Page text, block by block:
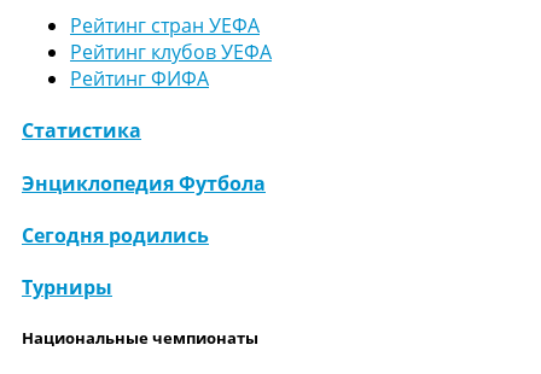
Рейтинг стран УЕФА
Рейтинг клубов УЕФА
Рейтинг ФИФА
Статистика
Энциклопедия Футбола
Сегодня родились
Турниры
Национальные чемпионаты